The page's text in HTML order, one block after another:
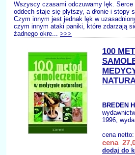
Wszyscy czasami odczuwamy lęk.
oddech staje się płytszy, a dłonie i stopy
Czym innym jest jednak lęk w
czym innym ataki paniki, które zdarzają
żadnego okre... >>>
100
BREDEN
1996,
cena
cena
dodaj do